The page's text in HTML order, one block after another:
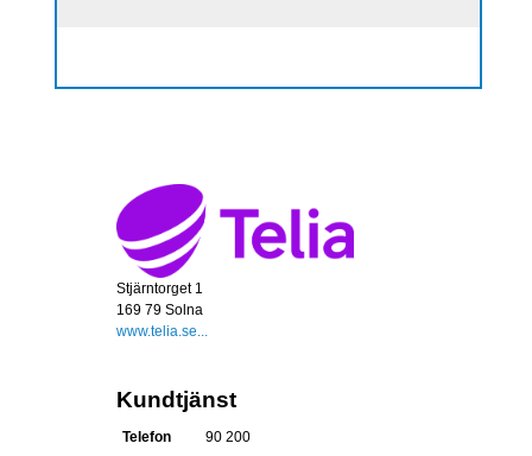
Stjärntorget 1
169 79 Solna
www.telia.se...
Kundtjänst
Telefon
90 200